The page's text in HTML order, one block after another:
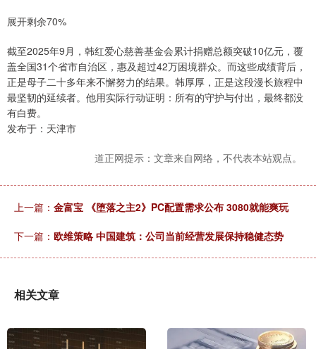
展开剩余70%
截至2025年9月，韩红爱心慈善基金会累计捐赠总额突破10亿元，覆
盖全国31个省市自治区，惠及超过42万困境群众。而这些成绩背后，
正是母子二十多年来不懈努力的结果。韩厚厚，正是这段漫长旅程中
最坚韧的延续者。他用实际行动证明：所有的守护与付出，最终都没
有白费。
发布于：天津市
道正网提示：文章来自网络，不代表本站观点。
上一篇： 金富宝 《堕落之主2》PC配置需求公布 3080就能爽玩
下一篇： 欧维策略 中国建筑：公司当前经营发展保持稳健态势
相关文章